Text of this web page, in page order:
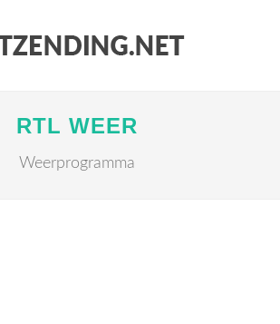
RTL WEER
Weerprogramma